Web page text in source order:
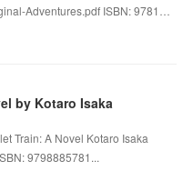
Adventures.pdf ISBN: 9781…
by Kotaro Isaka
Train: A Novel Kotaro Isaka
9798885781...